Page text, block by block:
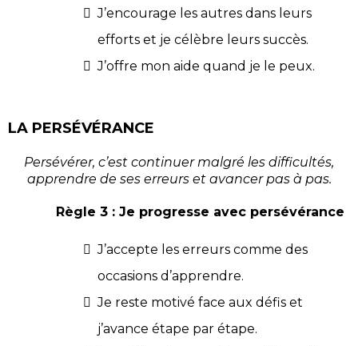
J’encourage les autres dans leurs
efforts et je célèbre leurs succès.
J’offre mon aide quand je le peux.
LA PERSÉVÉRANCE
Persévérer, c’est continuer malgré les difficultés,
apprendre de ses erreurs et avancer pas à pas.
Règle 3 : Je progresse avec persévérance
J’accepte les erreurs comme des
occasions d’apprendre.
Je reste motivé face aux défis et
j’avance étape par étape.